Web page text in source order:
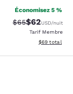
Économisez 5 %
Tarif barré :
$65Tarif réduit :
$62USD/nuit
Tarif Membre
Afficher les
$69 total